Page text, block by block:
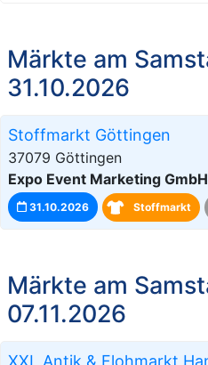
Märkte am
31.10.2026
Stoffmarkt Göttingen
37079 Göttingen
Expo Event Marketing GmbH
31.10.2026 Stoffmarkt
Märkte am
07.11.2026
XXL Antik & Flohmarkt